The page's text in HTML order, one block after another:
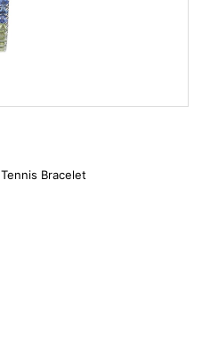
Tennis Bracelet